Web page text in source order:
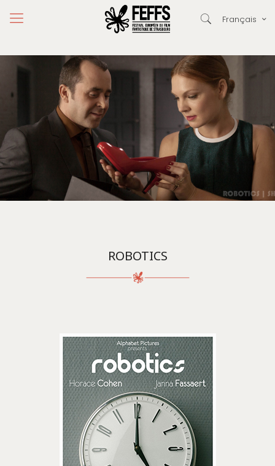
Français
ROBOTICS